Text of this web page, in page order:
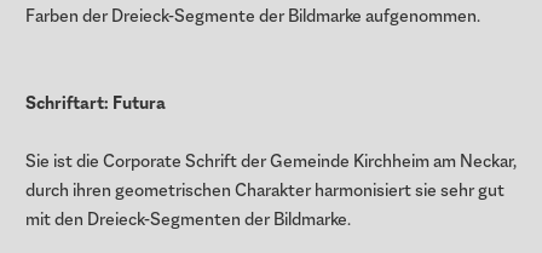
Farben der Dreieck-Segmente der Bildmarke aufgenommen.
Schriftart: Futura
Sie ist die Corporate Schrift der Gemeinde Kirchheim am Neckar,
durch ihren geometrischen Charakter harmonisiert sie sehr gut
mit den Dreieck-Segmenten der Bildmarke.